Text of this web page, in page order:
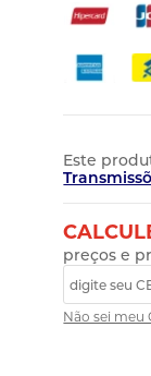
Este
preços e
Não sei meu